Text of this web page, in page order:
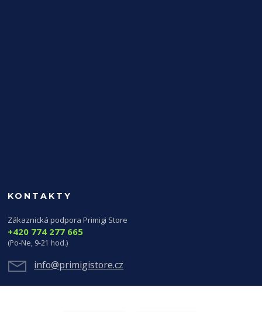
KONTAKTY
Zákaznická podpora Primigi Store
+420 774 277 665
(Po-Ne, 9-21 hod.)
info@primigistore.cz